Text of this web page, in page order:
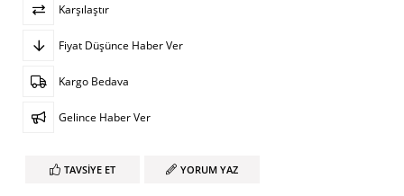
Karşılaştır
Fiyat Düşünce Haber Ver
Kargo Bedava
Gelince Haber Ver
TAVSIYE ET YORUM YAZ